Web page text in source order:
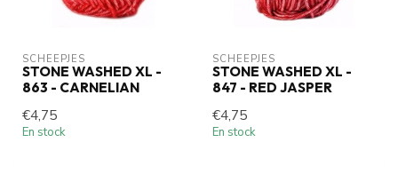
SCHEEPJES
STONE WASHED XL -
863 - CARNELIAN
€4,75
En stock
SCHEEPJES
STONE WASHED XL -
847 - RED JASPER
€4,75
En stock